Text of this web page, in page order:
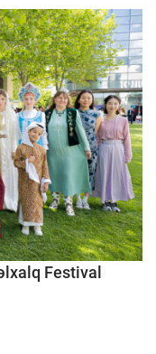
Festival